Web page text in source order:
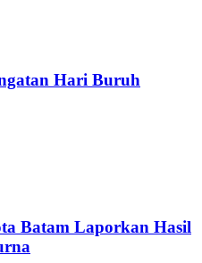
Hari Buruh
Batam Laporkan Hasil